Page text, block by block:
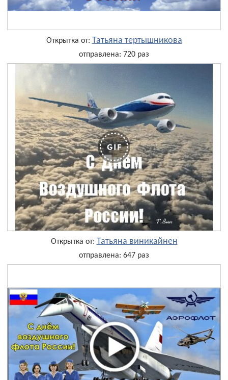
Открытка от: Татьяна тертышникова
отправлена: 720 раз
Открытка от: Татьяна виникайнен
отправлена: 647 раз